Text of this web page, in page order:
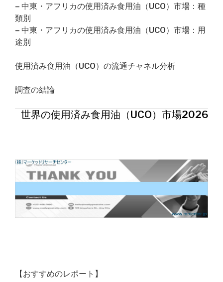
– 中東・アフリカの使用済み食用油（UCO）市場：種
類別
– 中東・アフリカの使用済み食用油（UCO）市場：用
途別
使用済み食用油（UCO）の流通チャネル分析
調査の結論
世界の使用済み食用油（UCO）市場2026年
【おすすめのレポート】